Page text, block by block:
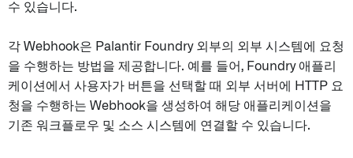
수 있습니다.
각 Webhook은 Palantir Foundry 외부의 외부 시스템에 요청
을 수행하는 방법을 제공합니다. 예를 들어, Foundry 애플리
케이션에서 사용자가 버튼을 선택할 때 외부 서버에 HTTP 요
청을 수행하는 Webhook을 생성하여 해당 애플리케이션을
기존 워크플로우 및 소스 시스템에 연결할 수 있습니다.